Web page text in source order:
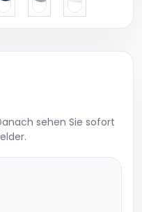
sehen Sie sofort